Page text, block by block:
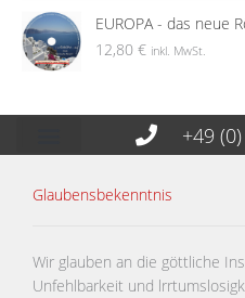
EUROPA - das neue
12,80€ inkl. MwSt.
+49
Glaubensbekenntnis
Wir glauben an die göttliche
Unfehlbarkeit und